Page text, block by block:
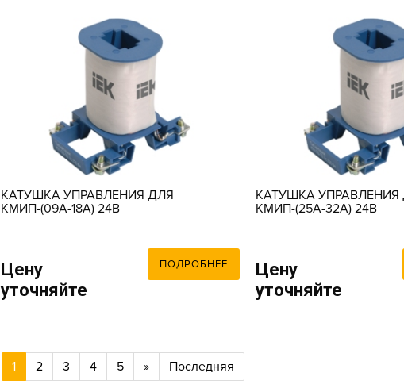
КАТУШКА УПРАВЛЕНИЯ ДЛЯ
КМИП-(09А-18А) 24В
Цену
уточняйте
ПОДРОБНЕЕ
КАТУШКА УПРАВЛЕНИЯ
КМИП-(25А-32А) 24В
Цену
уточняйте
1 2 3 4 5 » Последняя